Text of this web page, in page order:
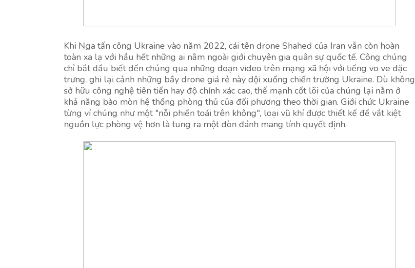
Khi Nga tấn công Ukraine vào năm 2022, cái tên drone Shahed của Iran vẫn còn hoàn
toàn xa lạ với hầu hết những ai nằm ngoài giới chuyên gia quân sự quốc tế. Công chúng
chỉ bắt đầu biết đến chúng qua những đoạn video trên mạng xã hội với tiếng vo ve đặc
trưng, ghi lại cảnh những bầy drone giá rẻ này dội xuống chiến trường Ukraine. Dù không
sở hữu công nghệ tiên tiến hay độ chính xác cao, thế mạnh cốt lõi của chúng lại nằm ở
khả năng bào mòn hệ thống phòng thủ của đối phương theo thời gian. Giới chức Ukraine
từng ví chúng như một "nỗi phiền toái trên không", loại vũ khí được thiết kế để vắt kiệt
nguồn lực phòng vệ hơn là tung ra một đòn đánh mang tính quyết định.